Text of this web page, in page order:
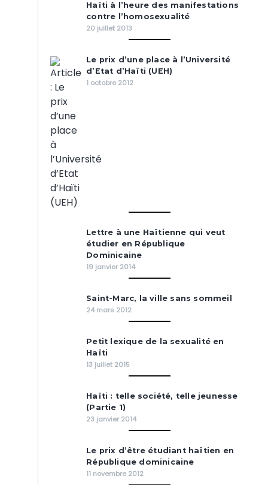
Haïti à l’heure des manifestations
contre l’homosexualité
20 juillet 2013
Le prix d’une place à l’Université
d’Etat d’Haïti (UEH)
1 octobre 2012
Lettre à une Haïtienne qui veut
étudier en République
Dominicaine
19 janvier 2014
Saint-Marc, la ville sans sommeil
24 mars 2012
Petit lexique de la sexualité en
Haïti
13 juillet 2015
Haïti : telle société, telle jeunesse
(Partie 1)
23 janvier 2014
Le prix d’être étudiant haïtien en
République dominicaine
11 novembre 2012